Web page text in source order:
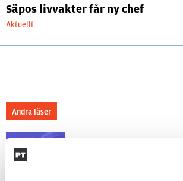
Säpos livvakter får ny chef
Aktuellt
Andra läser
Klart: Ingångslönen
kronor